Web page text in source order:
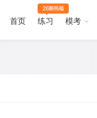
首页 练习 模考